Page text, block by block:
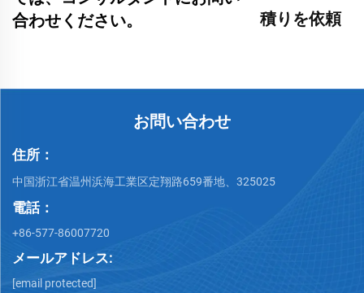
合わせください。
積りを依頼
お問い合わせ
住所：
中国浙江省温州浜海工業区定翔路659番地、325025
電話：
+86-577-86007720
メールアドレス:
[email protected]